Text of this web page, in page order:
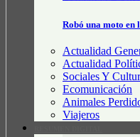
Robó una moto
Actualidad
Actualidad
Sociales Y
Ecomunicación
Animales
Viajeros